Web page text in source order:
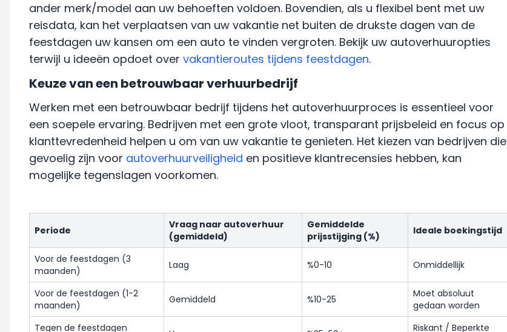
ander merk/model aan uw behoeften voldoen. Bovendien, als u flexibel bent met uw
reisdata, kan het verplaatsen van uw vakantie net buiten de drukste dagen van de
feestdagen uw kansen om een auto te vinden vergroten. Bekijk uw autoverhuuropties
terwijl u ideeën opdoet over vakantieroutes tijdens feestdagen.
Keuze van een betrouwbaar verhuurbedrijf
Werken met een betrouwbaar bedrijf tijdens het autoverhuurproces is essentieel voor
een soepele ervaring. Bedrijven met een grote vloot, transparant prijsbeleid en focus op
klanttevredenheid helpen u om van uw vakantie te genieten. Het kiezen van bedrijven die
gevoelig zijn voor autoverhuurveiligheid en positieve klantrecensies hebben, kan
mogelijke tegenslagen voorkomen.
Periode
Vraag naar autoverhuur
(gemiddeld)
Gemiddelde
prijsstijging (%)
Ideale boekingstijd
Voor de feestdagen (3
maanden)
Laag %0-10 Onmiddellijk
Voor de feestdagen (1-2
maanden)
Gemiddeld %10-25
Moet absoluut
gedaan worden
Tegen de feestdagen
Riskant / Beperkte